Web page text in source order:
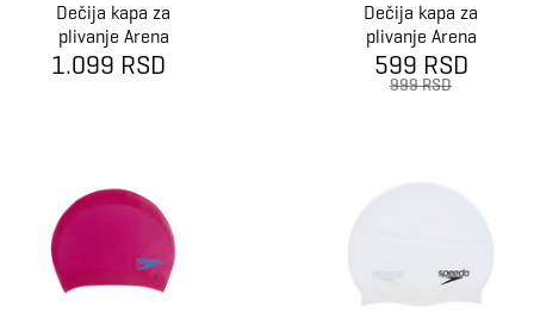
Dečija kapa za
plivanje Arena
Classic Silicone
1.099 RSD
Dečija kapa za
plivanje Arena
Silicone jr cap
599 RSD
999 RSD